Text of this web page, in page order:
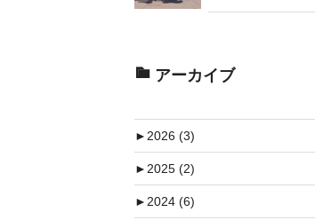
アーカイブ
►2026 (3)
►2025 (2)
►2024 (6)